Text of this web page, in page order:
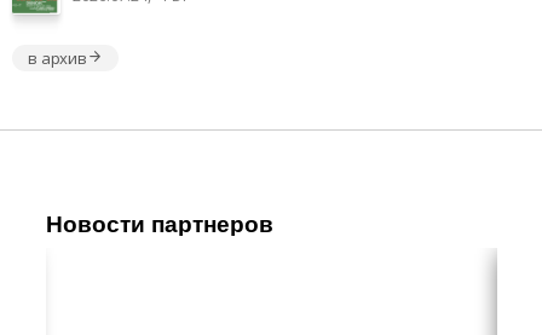
в архив
Новости партнеров